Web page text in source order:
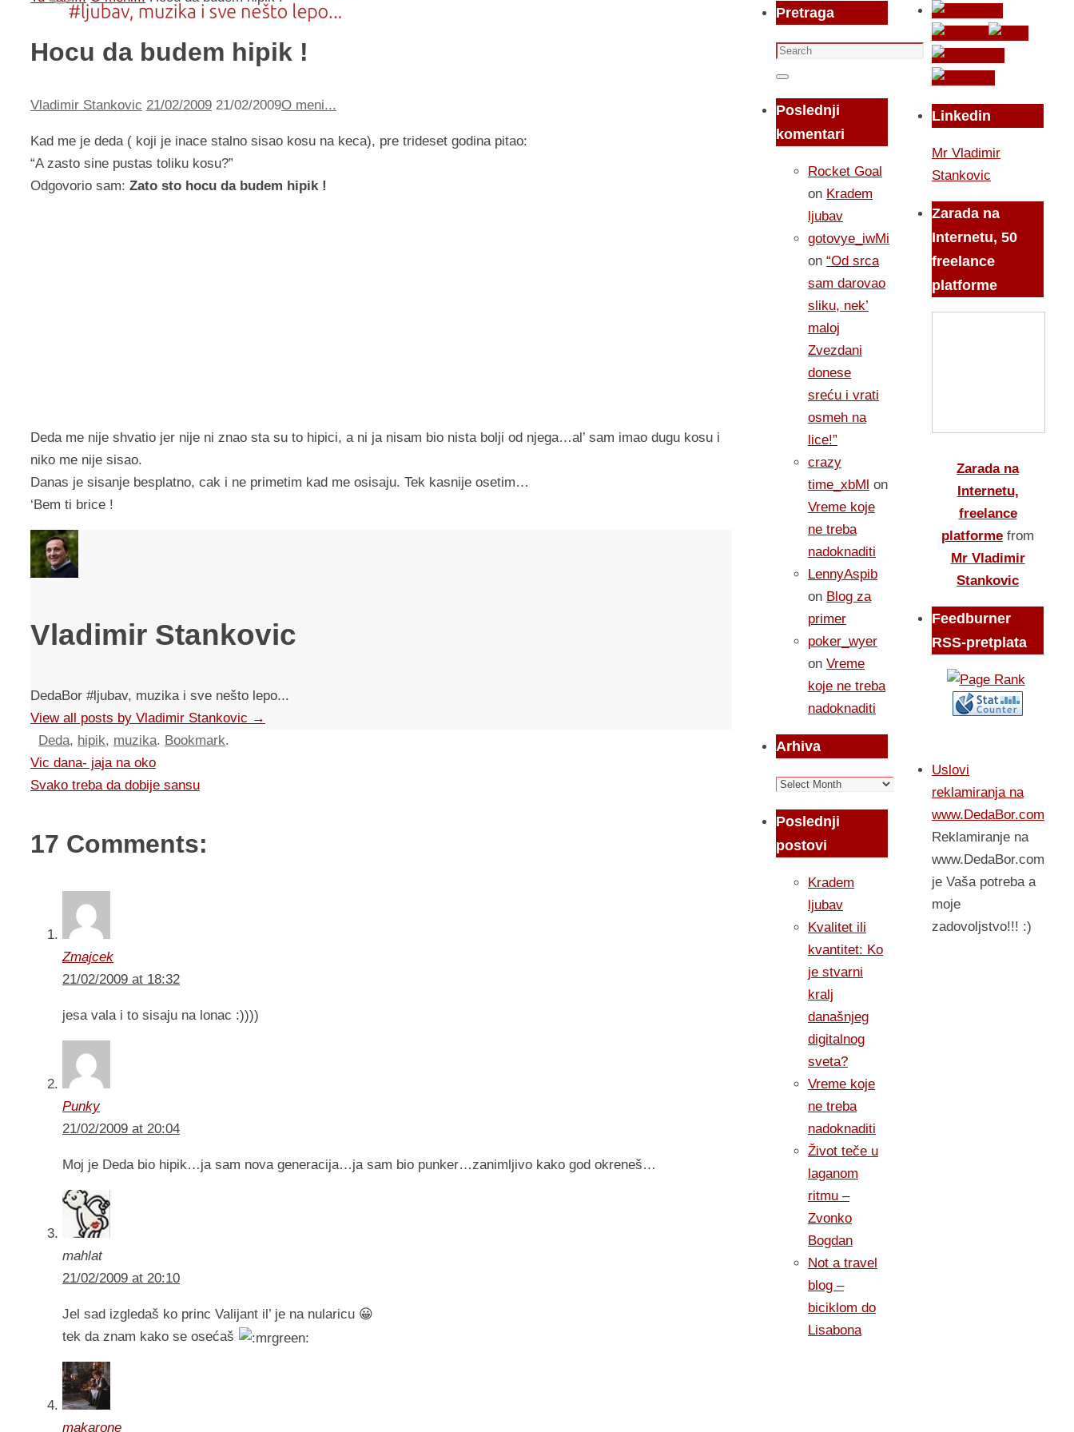
Hocu da budem hipik !
Vladimir Stankovic 21/02/2009 21/02/2009O meni...
Kad me je deda ( koji je inace stalno sisao kosu na keca), pre trideset godina pitao:
“A zasto sine pustas toliku kosu?”
Odgovorio sam: Zato sto hocu da budem hipik !
Deda me nije shvatio jer nije ni znao sta su to hipici, a ni ja nisam bio nista bolji od njega…al’ sam imao dugu kosu i
niko me nije sisao.
Danas je sisanje besplatno, cak i ne primetim kad me osisaju. Tek kasnije osetim…
‘Bem ti brice !
Vladimir Stankovic
DedaBor #ljubav, muzika i sve nešto lepo...
View all posts by Vladimir Stankovic →
Deda, hipik, muzika. Bookmark.
Vic dana- jaja na oko
Svako treba da dobije sansu
17 Comments:
Zmajcek
21/02/2009 at 18:32
jesa vala i to sisaju na lonac :))))
Punky
21/02/2009 at 20:04
Moj je Deda bio hipik…ja sam nova generacija…ja sam bio punker…zanimljivo kako god okreneš…
mahlat
21/02/2009 at 20:10
Jel sad izgledaš ko princ Valijant il’ je na nularicu 😀
tek da znam kako se osećaš
makarone
Pretraga
Search
for:
Search
Poslednji
komentari
Rocket Goal
on Kradem
ljubav
gotovye_iwMi
on “Od srca
sam darovao
sliku, nek’
maloj
Zvezdani
donese
sreću i vrati
osmeh na
lice!”
crazy
time_xbMl on
Vreme koje
ne treba
nadoknaditi
LennyAspib
on Blog za
primer
poker_wyer
on Vreme
koje ne treba
nadoknaditi
Arhiva
Arhiva
Poslednji
postovi
Kradem
ljubav
Kvalitet ili
kvantitet: Ko
je stvarni
kralj
današnjeg
digitalnog
sveta?
Vreme koje
ne treba
nadoknaditi
Život teče u
laganom
ritmu –
Zvonko
Bogdan
Not a travel
blog –
biciklom do
Lisabona
Linkedin
Mr Vladimir
Stankovic
Zarada na
Internetu, 50
freelance
platforme
Zarada na
Internetu,
freelance
platforme from
Mr Vladimir
Stankovic
Feedburner
RSS-pretplata
Uslovi
reklamiranja na
www.DedaBor.com
Reklamiranje na
www.DedaBor.com
je Vaša potreba a
moje
zadovoljstvo!!! :)